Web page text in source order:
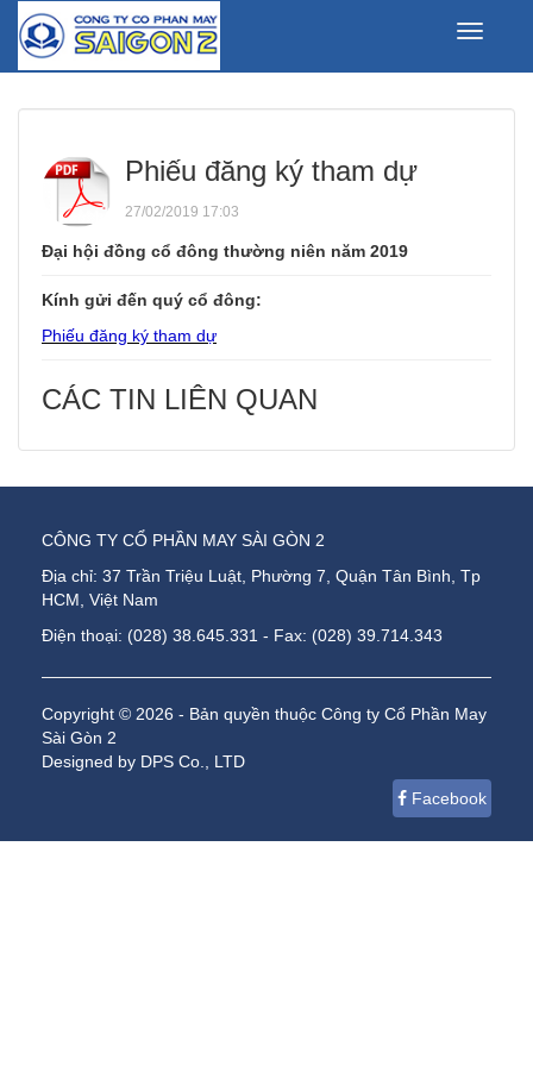
Toggle
Phiếu đăng ký tham dự
27/02/2019 17:03
Đại hội đồng cổ đông thường niên năm 2019
Kính gửi đến quý cổ đông:
Phiếu đăng ký tham dự
CÁC TIN LIÊN QUAN
CÔNG TY CỔ PHẦN MAY SÀI GÒN 2
Địa chỉ: 37 Trần Triệu Luật, Phường 7, Quận Tân Bình, Tp
HCM, Việt Nam
Điện thoại: (028) 38.645.331 - Fax: (028) 39.714.343
Copyright © 2026 - Bản quyền thuộc Công ty Cổ Phần May
Sài Gòn 2
Designed by DPS Co., LTD
Facebook